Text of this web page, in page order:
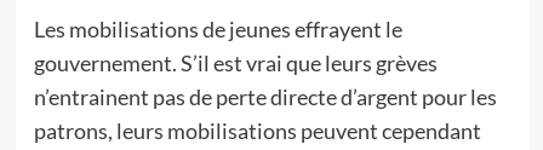
Les mobilisations de jeunes effrayent le
gouvernement. S’il est vrai que leurs grèves
n’entrainent pas de perte directe d’argent pour les
patrons, leurs mobilisations peuvent cependant